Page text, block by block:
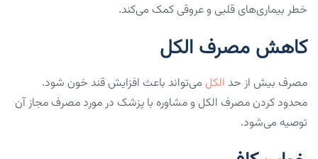
خطر بیماری‌های قلبی و عروقی کمک می‌کند.
کاهش مصرف الکل
مصرف بیش از حد الکل می‌تواند باعث افزایش قند خون شود.
محدود کردن مصرف الکل و مشاوره با پزشک در مورد مصرف مجاز آن
توصیه می‌شود.